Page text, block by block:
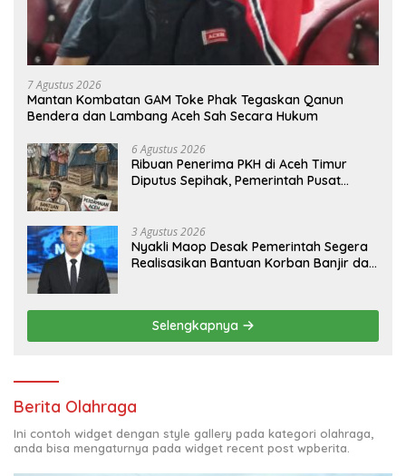
7 Agustus 2026
Mantan Kombatan GAM Toke Phak Tegaskan Qanun
Bendera dan Lambang Aceh Sah Secara Hukum
6 Agustus 2026
Ribuan Penerima PKH di Aceh Timur
Diputus Sepihak, Pemerintah Pusat
3 Agustus 2026
Nyakli Maop Desak Pemerintah Segera
Realisasikan Bantuan Korban Banjir dan
Selengkapnya
Berita Olahraga
Ini contoh widget dengan style gallery pada kategori olahraga,
anda bisa mengaturnya pada widget recent post wpberita.